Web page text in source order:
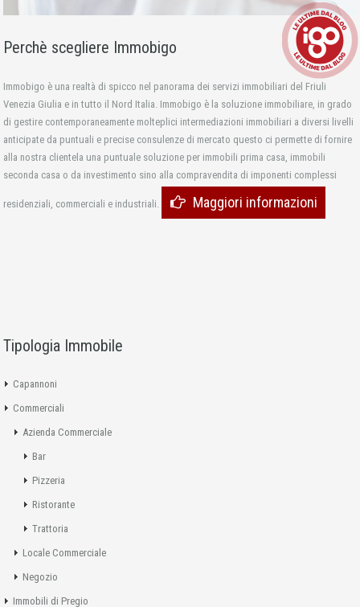
Perchè scegliere Immobigo
Immobigo è una realtà di spicco nel panorama dei servizi immobiliari del Friuli
Venezia Giulia e in tutto il Nord Italia. Immobigo è la soluzione immobiliare, in grado
di gestire contemporaneamente molteplici intermediazioni immobiliari a diversi livelli
anticipate da puntuali e precise consulenze di mercato questo ci permette di fornire
alla nostra clientela una puntuale soluzione per immobili prima casa, immobili
seconda casa o da investimento sino alla compravendita di imponenti complessi
residenziali, commerciali e industriali. Maggiori informazioni
Tipologia Immobile
Capannoni
Commerciali
Azienda Commerciale
Bar
Pizzeria
Ristorante
Trattoria
Locale Commerciale
Negozio
Immobili di Pregio